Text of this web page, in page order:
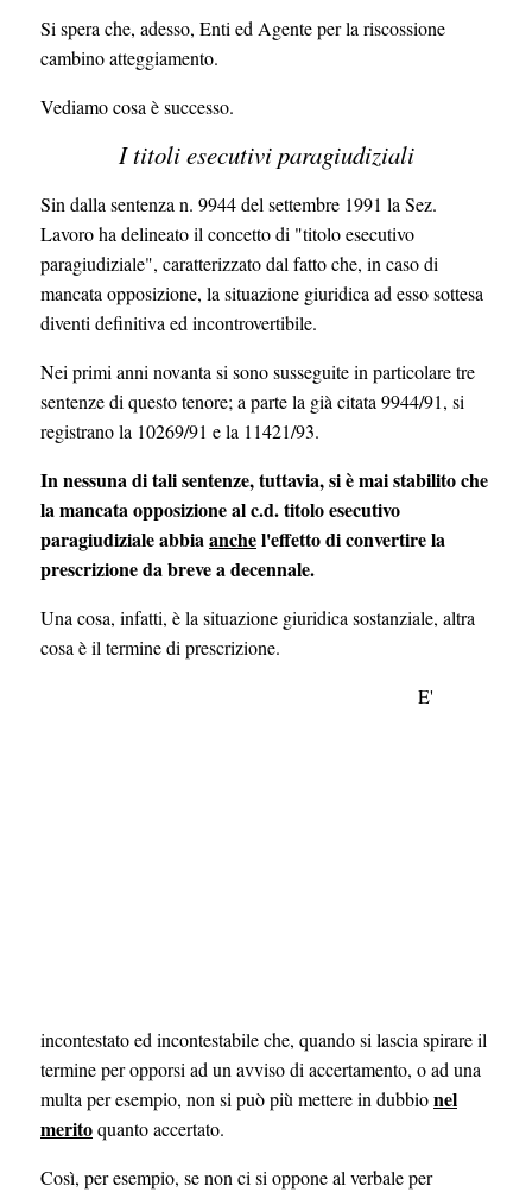
Si spera che, adesso, Enti ed Agente per la riscossione
cambino atteggiamento.
Vediamo cosa è successo.
I titoli esecutivi paragiudiziali
Sin dalla sentenza n. 9944 del settembre 1991 la Sez.
Lavoro ha delineato il concetto di "titolo esecutivo
paragiudiziale", caratterizzato dal fatto che, in caso di
mancata opposizione, la situazione giuridica ad esso sottesa
diventi definitiva ed incontrovertibile.
Nei primi anni novanta si sono susseguite in particolare tre
sentenze di questo tenore; a parte la già citata 9944/91, si
registrano la 10269/91 e la 11421/93.
In nessuna di tali sentenze, tuttavia, si è mai stabilito che
la mancata opposizione al c.d. titolo esecutivo
paragiudiziale abbiaanchel'effetto di convertire la
prescrizione da breve a decennale.
Una cosa, infatti, è la situazione giuridica sostanziale, altra
cosa è il termine di prescrizione.
E'
incontestato ed incontestabile che, quando si lascia spirare il
termine per opporsi ad un avviso di accertamento, o ad una
multa per esempio, non si può più mettere in dubbionel
meritoquanto accertato.
Così, per esempio, se non ci si oppone al verbale per